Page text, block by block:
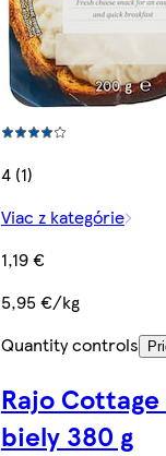
4 (1)
Viac z kategórie
1,19 €
5,95 €/kg
Quantity controls
Rajo
biely 380 g